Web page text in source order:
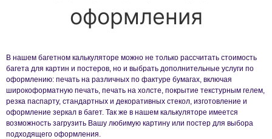
оформления
В нашем багетном калькуляторе можно не только рассчитать стоимость
багета для картин и постеров, но и выбрать дополнительные услуги по
оформлению: печать на различных по фактуре бумагах, включая
широкоформатную печать, печать на холсте, покрытие текстурным гелем,
резка паспарту, стандартных и декоративных стекол, изготовление и
оформление зеркал в багет. Так же в нашем калькуляторе имеется
возможность загрузить Вашу любимую картину или постер для выбора
подходящего оформления.